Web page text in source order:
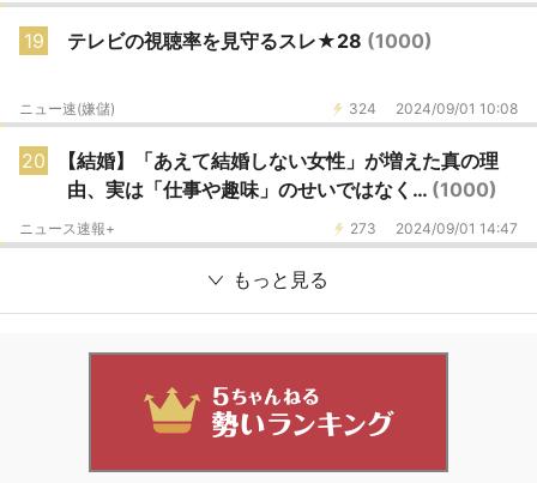
19 テレビの視聴率を見守るスレ★28 (1000)
324 2024/09/01 10:08
ニュー速(嫌儲)
20
【結婚】「あえて結婚しない女性」が増えた真の理
由、実は「仕事や趣味」のせいではなく… (1000)
273 2024/09/01 14:47
ニュース速報+
もっと見る